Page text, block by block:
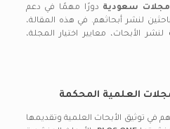
مجلات سعودية دورًا مهمًا في دعم
لنشر أبحاثهم. في هذه المقالة،
لنشر الأبحاث، معايير اختيار المجلة،
العلمية المحكمة
في توثيق الأبحاث العلمية وتقديمها